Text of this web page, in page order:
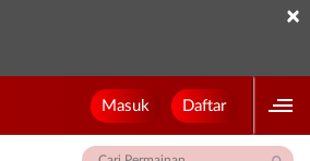
×
Masuk Daftar